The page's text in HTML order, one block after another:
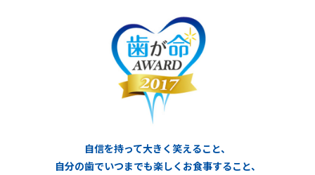
自信を持って大きく笑えること、
自分の歯でいつまでも楽しくお食事すること、